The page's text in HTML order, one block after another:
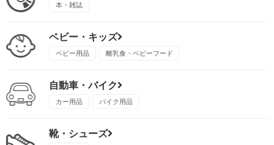
本・雑誌
ベビー・キッズ
ベビー用品 離乳食・ベビーフード
自動車・バイク
カー用品 バイク用品
靴・シューズ